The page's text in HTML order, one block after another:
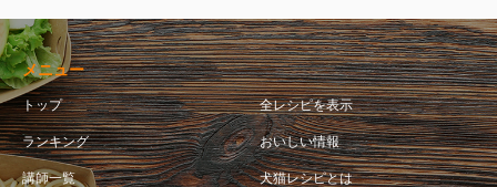
メニュー
トップ 全レシピを表示
ランキング おいしい情報
講師一覧 犬猫レシピとは